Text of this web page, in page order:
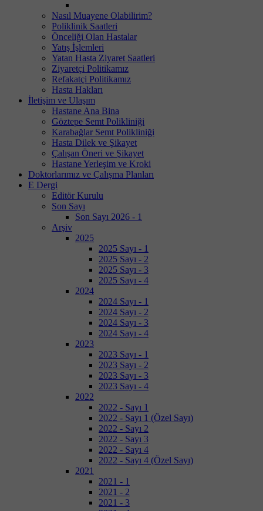
Nasıl Muayene Olabilirim?
Poliklinik Saatleri
Önceliği Olan Hastalar
Yatış İşlemleri
Yatan Hasta Ziyaret Saatleri
Ziyaretçi Politikamız
Refakatçi Politikamız
Hasta Hakları
İletişim ve Ulaşım
Hastane Ana Bina
Göztepe Semt Polikliniği
Karabağlar Semt Polikliniği
Hasta Dilek ve Şikayet
Çalışan Öneri ve Şikayet
Hastane Yerleşim ve Kroki
Doktorlarımız ve Çalışma Planları
E Dergi
Editör Kurulu
Son Sayı
Son Sayı 2026 - 1
Arşiv
2025
2025 Sayı - 1
2025 Sayı - 2
2025 Sayı - 3
2025 Sayı - 4
2024
2024 Sayı - 1
2024 Sayı - 2
2024 Sayı - 3
2024 Sayı - 4
2023
2023 Sayı - 1
2023 Sayı - 2
2023 Sayı - 3
2023 Sayı - 4
2022
2022 - Sayı 1
2022 - Sayı 1 (Özel Sayı)
2022 - Sayı 2
2022 - Sayı 3
2022 - Sayı 4
2022 - Sayı 4 (Özel Sayı)
2021
2021 - 1
2021 - 2
2021 - 3